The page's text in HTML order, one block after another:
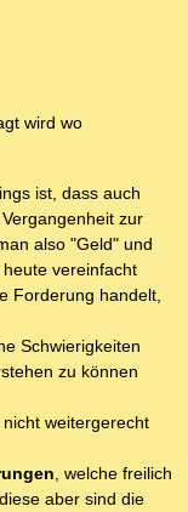
wird wo
ist, dass auch
zur
also "Geld" und
vereinfacht
Forderung handelt,
Schwierigkeiten
zu können
weitergerecht
, welche freilich
aber sind die